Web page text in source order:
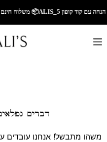
דברים
משהו מתבשל! אנחנו עובדים